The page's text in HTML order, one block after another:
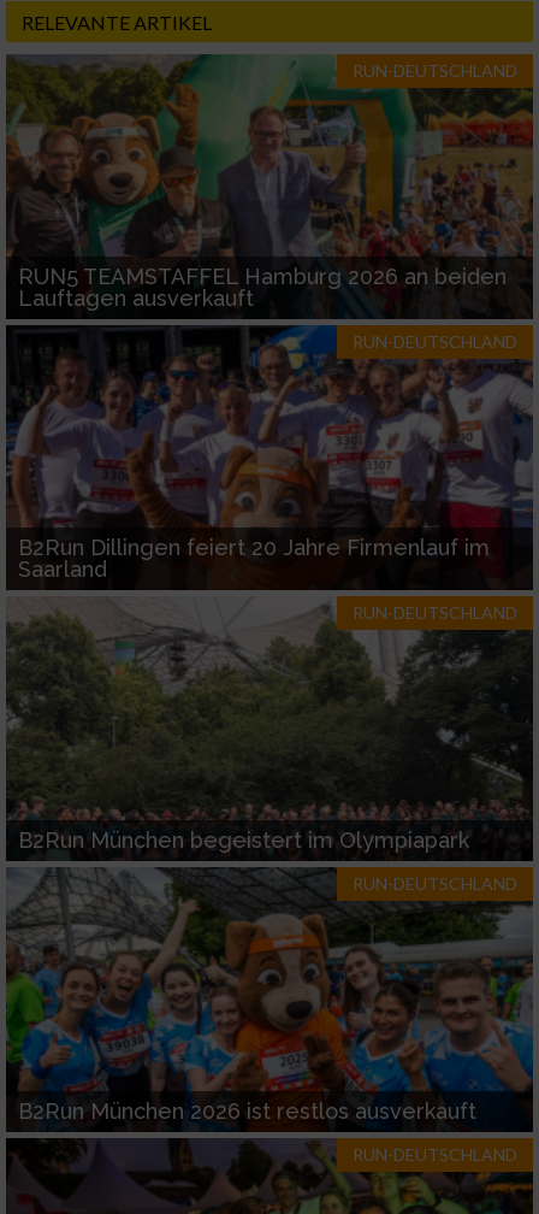
RELEVANTE ARTIKEL
RUN-DEUTSCHLAND
RUN5 TEAMSTAFFEL Hamburg 2026 an beiden
Lauftagen ausverkauft
RUN-DEUTSCHLAND
B2Run Dillingen feiert 20 Jahre Firmenlauf im
Saarland
RUN-DEUTSCHLAND
B2Run München begeistert im Olympiapark
RUN-DEUTSCHLAND
B2Run München 2026 ist restlos ausverkauft
RUN-DEUTSCHLAND
Performance
Funktional
Werbung